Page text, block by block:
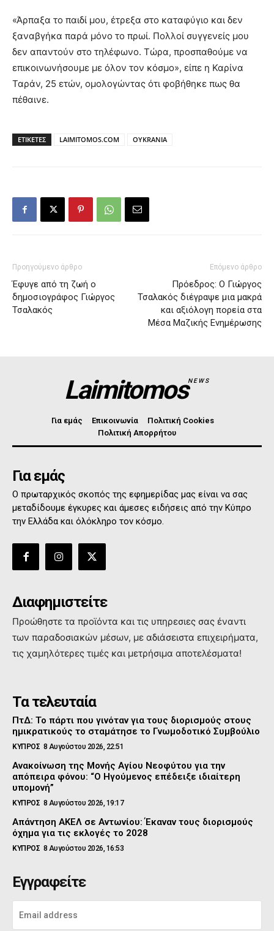
«Άρπαξα το παιδί μου, έτρεξα στο καταφύγιο και δεν
ξαναβγήκα παρά μόνο το πρωί. Πολλοί συγγενείς μου
δεν απαντούν στο τηλέφωνο. Τώρα, προσπαθούμε να
επικοινωνήσουμε με όλον τον κόσμο», είπε η Καρίνα
Ταράν, 25 ετών, ομολογώντας ότι φοβήθηκε πως θα
πέθαινε.
ΕΤΙΚΕΤΕΣ LAIMITOMOS.COM OYKRANIA
Προηγούμενο άρθρο
Έφυγε από τη ζωή ο
δημοσιογράφος Γιώργος
Τσαλακός
Επόμενο άρθρο
Πρόεδρος: Ο Γιώργος
Τσαλακός διέγραψε μια μακρά
και αξιόλογη πορεία στα
Μέσα Μαζικής Ενημέρωσης
LaimitomosNEWS
Για εμάς Επικοινωνία
Πολιτική Cookies
Πολιτική Απορρήτου
Για εμάς
Ο πρωταρχικός σκοπός της εφημερίδας μας είναι να σας
μεταδίδουμε έγκυρες και άμεσες ειδήσεις από την Κύπρο
την Ελλάδα και όλόκληρο τον κόσμο.
Διαφημιστείτε
Προώθηστε τα προϊόντα και τις υπηρεσιες σας έναντι
των παραδοσιακών μέσων, με αδιάσειστα επιχειρήματα,
τις χαμηλότερες τιμές και μετρήσιμα αποτελέσματα!
Τα τελευταία
ΠτΔ: Το πάρτι που γινόταν για τους διορισμούς στους
ημικρατικούς το σταμάτησε το Γνωμοδοτικό Συμβούλιο
ΚΥΠΡΟΣ 8 Αυγούστου 2026, 22:51
Ανακοίνωση της Μονής Αγίου Νεοφύτου για την
απόπειρα φόνου: “Ο Ηγούμενος επέδειξε ιδιαίτερη
υπομονή”
ΚΥΠΡΟΣ 8 Αυγούστου 2026, 19:17
Απάντηση ΑΚΕΛ σε Αντωνίου: Έκαναν τους διορισμούς
όχημα για τις εκλογές το 2028
ΚΥΠΡΟΣ 8 Αυγούστου 2026, 16:53
Εγγραφείτε